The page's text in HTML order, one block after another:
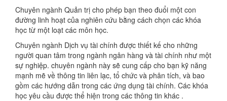
Chuyên ngành Quản trị cho phép bạn theo đuổi một con
đường linh hoạt của nghiên cứu bằng cách chọn các khóa
học từ một loạt các môn học.
Chuyên ngành Dịch vụ tài chính được thiết kế cho những
người quan tâm trong ngành ngân hàng và tài chính như một
sự nghiệp. chuyên ngành này sẽ cung cấp cho bạn kỹ năng
mạnh mẽ về thông tin liên lạc, tổ chức và phân tích, và bao
gồm các hướng dẫn trong các ứng dụng tài chính. Các khóa
học yêu cầu được thể hiện trong các thông tin khác .